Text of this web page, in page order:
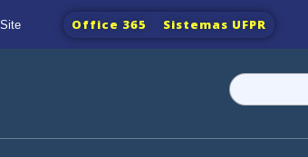
Office 365 Sistemas UFPR
Pesquisar
por: